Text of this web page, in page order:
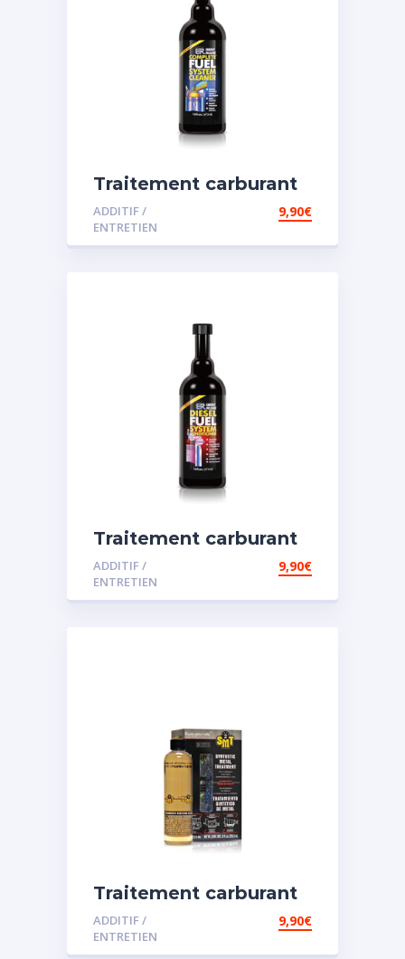
Traitement carburant
diesel et essence
ADDITIF /
ENTRETIEN
9,90€
Traitement carburant
spécial diesel
ADDITIF /
ENTRETIEN
9,90€
Traitement carburant
spécial essence
ADDITIF /
ENTRETIEN
9,90€